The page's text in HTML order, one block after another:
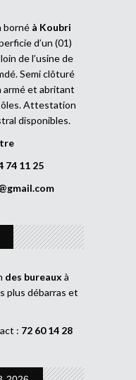
borné à Koubri
d’un (01)
de l’usine de
Semi clôturé
armé et abritant
Attestation
disponibles.
74 11 25
des bureaux à
plus débarras et
: 72 60 14 28